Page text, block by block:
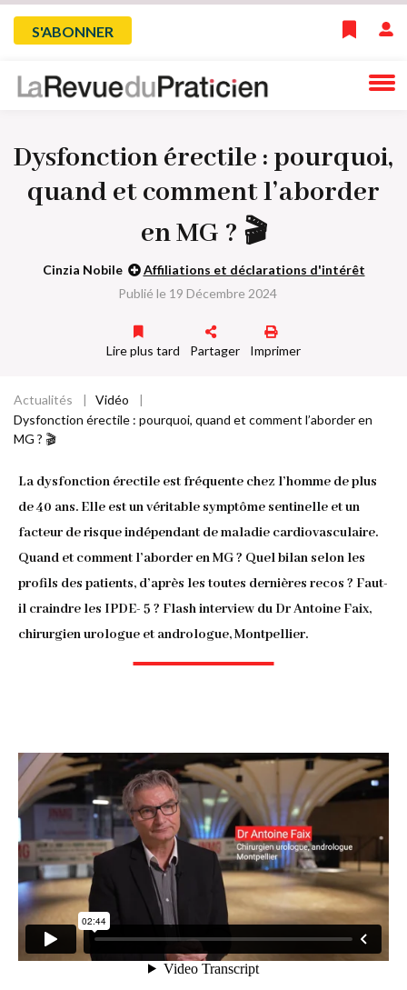
Skip
navigation
Menu
du
de
l'utilisateur
S'ABONNER
Dysfonction érectile : pourquoi,
quand et comment l’aborder
en MG ? 🎬
Cinzia Nobile
Affiliations et déclarations d'intérêt
Publié le 19 Décembre 2024
Lire plus tard Partager Imprimer
Fil
d'Ariane
Actualités
Vidéo
Dysfonction érectile : pourquoi, quand et comment l’aborder en
MG ? 🎬
La dysfonction érectile est fréquente chez l’homme de plus
de 40 ans. Elle est un véritable symptôme sentinelle et un
facteur de risque indépendant de maladie cardiovasculaire.
Quand et comment l’aborder en MG ? Quel bilan selon les
profils des patients, d’après les toutes dernières recos ? Faut-
il craindre les IPDE- 5 ? Flash interview du Dr Antoine Faix,
chirurgien urologue et andrologue, Montpellier.